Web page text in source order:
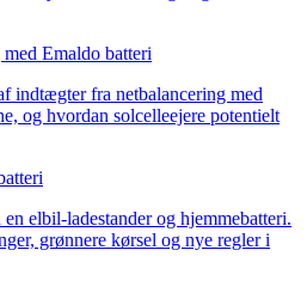
Emaldo batteri
indtægter fra netbalancering med
og hvordan solcelleejere potentielt
elbil-ladestander og hjemmebatteri.
grønnere kørsel og nye regler i